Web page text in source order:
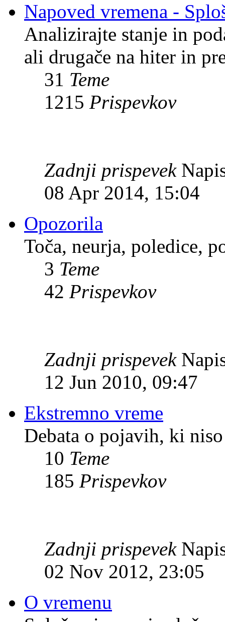
Napoved vremena -
Analizirajte stanje in
ali drugače na hiter in
31 Teme
1215 Prispevkov
Zadnji prispevek
08 Apr 2014, 15:04
Opozorila
Toča, neurja, poledice,
3 Teme
42 Prispevkov
Zadnji prispevek
12 Jun 2010, 09:47
Ekstremno vreme
Debata o pojavih, ki
10 Teme
185 Prispevkov
Zadnji prispevek
02 Nov 2012, 23:05
O vremenu